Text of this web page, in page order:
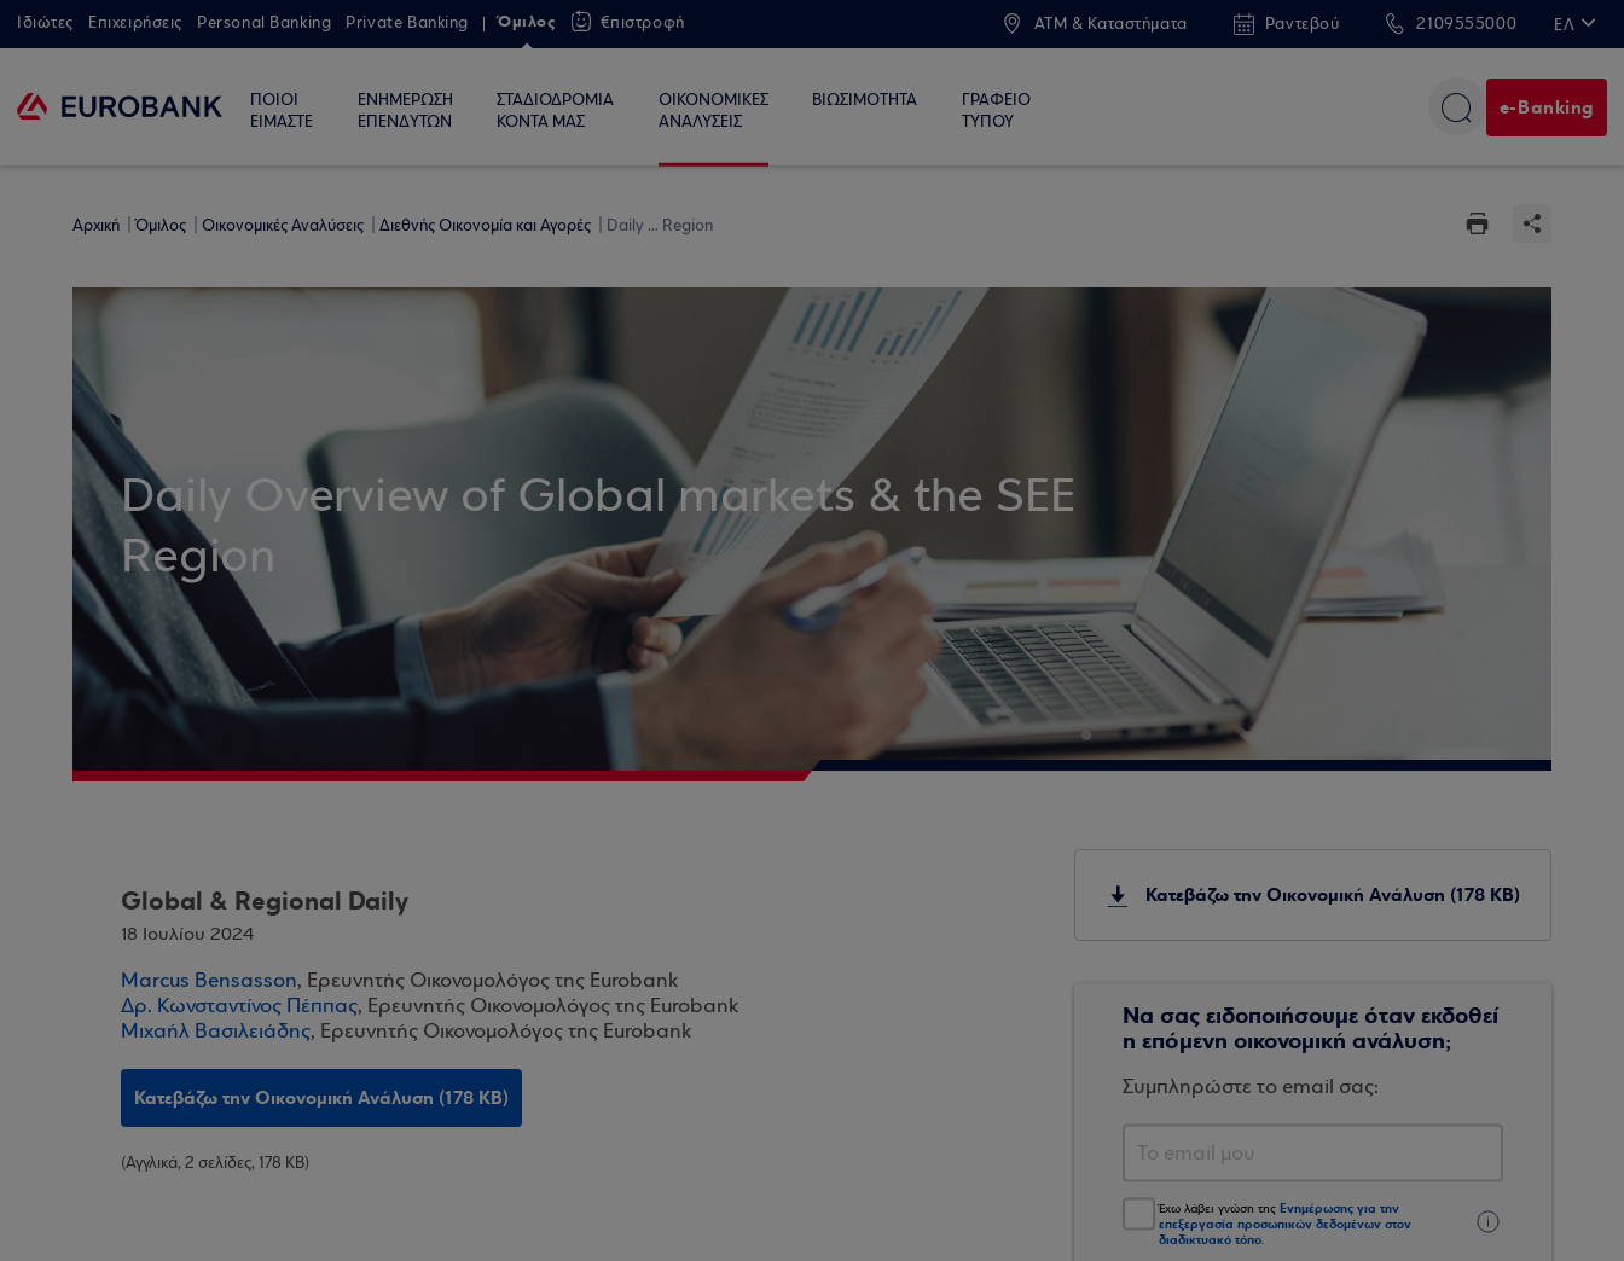
Ιδιώτες Επιχειρήσεις Personal Banking Private Banking Όμιλος €πιστροφή ATM & Καταστήματα Ραντεβού 2109555000 ΕΛ
ΠΟΙΟΙ
ΕΙΜΑΣΤΕ
ΕΝΗΜΕΡΩΣΗ
ΕΠΕΝΔΥΤΩΝ
ΣΤΑΔΙΟΔΡΟΜΙΑ
ΚΟΝΤΑ ΜΑΣ
ΟΙΚΟΝΟΜΙΚΕΣ
ΑΝΑΛΥΣΕΙΣ
ΒΙΩΣΙΜΟΤΗΤΑ
ΓΡΑΦΕΙΟ
ΤΥΠΟΥ
e-Banking
Αρχική Όμιλος Οικονομικές Αναλύσεις Διεθνής Οικονομία και Αγορές Daily ... Region
Daily Overview of Global markets & the SEE
Region
Global & Regional Daily
18 Ιουλίου 2024
Marcus Bensasson, Ερευνητής Οικονομολόγος της Eurobank
Δρ. Κωνσταντίνος Πέππας, Ερευνητής Οικονομολόγος της Eurobank
Μιχαήλ Βασιλειάδης, Ερευνητής Οικονομολόγος της Eurobank
Κατεβάζω την Οικονομική Ανάλυση (178 KB)
(Αγγλικά, 2 σελίδες, 178 ΚΒ)
Κατεβάζω την Οικονομική Ανάλυση (178 KB)
Να σας ειδοποιήσουμε όταν εκδοθεί
η επόμενη οικονομική ανάλυση;
Συμπληρώστε το email σας:
Έχω λάβει γνώση της Ενημέρωσης για την
επεξεργασία προσωπικών δεδομένων στον
διαδικτυακό τόπο.